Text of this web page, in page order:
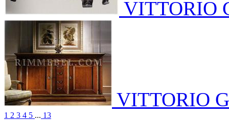
VITTORIO
VITTORIO
1 2 3 4 5 ... 13